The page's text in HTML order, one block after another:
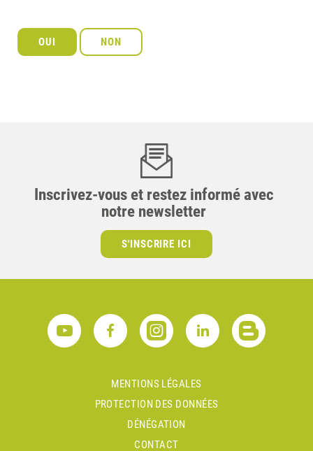
Inscrivez-vous et restez informé avec
notre newsletter
S'INSCRIRE ICI
MENTIONS LÉGALES
PROTECTION DES DONNÉES
DÉNÉGATION
CONTACT